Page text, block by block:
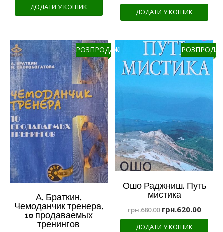
ДОДАТИ У КОШИК
ДОДАТИ У КОШИК
РОЗПРОДАЖ!
А. Браткин.
Чемоданчик тренера.
10 продаваемых
тренингов
Ошо Раджниш. Путь
мистика
грн.680.00 грн.620.00
ДОДАТИ У КОШИК